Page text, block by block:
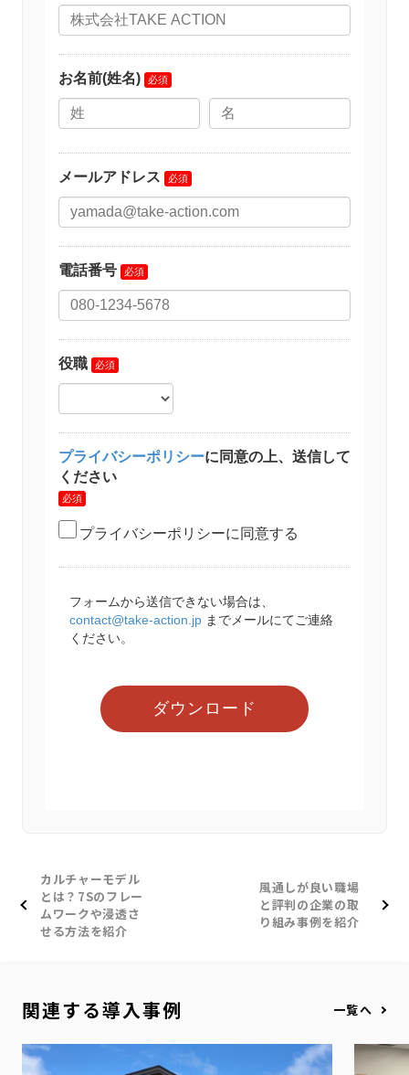
カルチャーモデル
とは？7Sのフレー
ムワークや浸透さ
せる方法を紹介
風通しが良い職場
と評判の企業の取
り組み事例を紹介
関連する導入事例 一覧へ